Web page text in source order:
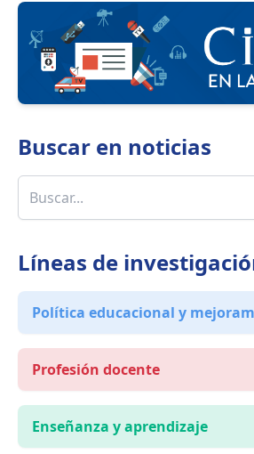
Buscar en noticias
Líneas de
Política educacional y
Profesión docente
Enseñanza y aprendizaje